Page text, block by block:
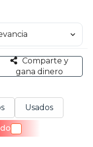
Comparte y
gana dinero
Usados